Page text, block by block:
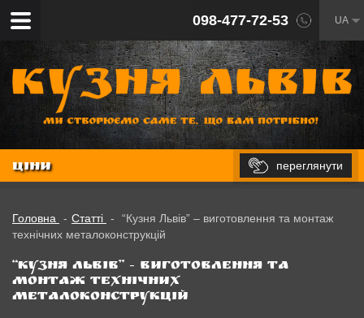
UA
098-477-72-53
ЦІНИ переглянути
Головна - Статті -
“Кузня Львiв” – виготовлення та монтаж
технічних металоконструкцій
“Кузня Львiв” – виготовлення та
монтаж технічних
металоконструкцій